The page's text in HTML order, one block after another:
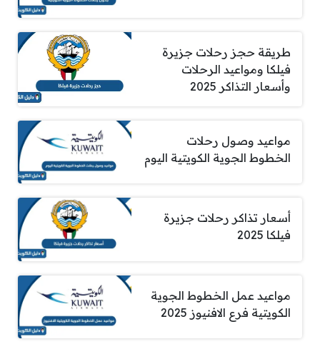
طريقة حجز رحلات جزيرة
فيلكا ومواعيد الرحلات
وأسعار التذاكر 2025
مواعيد وصول رحلات
الخطوط الجوية الكويتية اليوم
أسعار تذاكر رحلات جزيرة
فيلكا 2025
مواعيد عمل الخطوط الجوية
الكويتية فرع الافنيوز 2025